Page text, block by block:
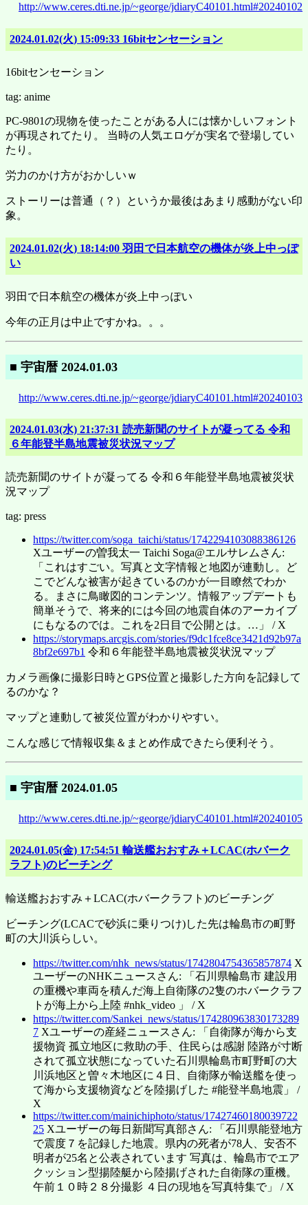
http://www.ceres.dti.ne.jp/~george/jdiaryC40101.html#20240102
2024.01.02(火) 15:09:33 16bitセンセーション
16bitセンセーション
tag: anime
PC-9801の現物を使ったことがある人には懐かしいフォント
が再現されてたり。 当時の人気エロゲが実名で登場してい
たり。
労力のかけ方がおかしいｗ
ストーリーは普通（？）というか最後はあまり感動がない印
象。
2024.01.02(火) 18:14:00 羽田で日本航空の機体が炎上中っぽ
い
羽田で日本航空の機体が炎上中っぽい
今年の正月は中止ですかね。。。
■ 宇宙暦 2024.01.03
http://www.ceres.dti.ne.jp/~george/jdiaryC40101.html#20240103
2024.01.03(水) 21:37:31 読売新聞のサイトが凝ってる 令和
６年能登半島地震被災状況マップ
読売新聞のサイトが凝ってる 令和６年能登半島地震被災状
況マップ
tag: press
https://twitter.com/soga_taichi/status/1742294103088386126
Xユーザーの曽我太一 Taichi Soga@エルサレムさん:
「これはすごい。写真と文字情報と地図が連動し。ど
こでどんな被害が起きているのかが一目瞭然でわか
る。まさに鳥瞰図的コンテンツ。情報アップデートも
簡単そうで、将来的には今回の地震自体のアーカイブ
にもなるのでは。これを2日目で公開とは。…」 / X
https://storymaps.arcgis.com/stories/f9dc1fce8ce3421d92b97a
8bf2e697b1 令和６年能登半島地震被災状況マップ
カメラ画像に撮影日時とGPS位置と撮影した方向を記録して
るのかな？
マップと連動して被災位置がわかりやすい。
こんな感じで情報収集＆まとめ作成できたら便利そう。
■ 宇宙暦 2024.01.05
http://www.ceres.dti.ne.jp/~george/jdiaryC40101.html#20240105
2024.01.05(金) 17:54:51 輸送艦おおすみ＋LCAC(ホバーク
ラフト)のビーチング
輸送艦おおすみ＋LCAC(ホバークラフト)のビーチング
ビーチング(LCACで砂浜に乗りつけ)した先は輪島市の町野
町の大川浜らしい。
https://twitter.com/nhk_news/status/1742804754365857874 X
ユーザーのNHKニュースさん: 「石川県輪島市 建設用
の重機や車両を積んだ海上自衛隊の2隻のホバークラフ
トが海上から上陸 #nhk_video 」 / X
https://twitter.com/Sankei_news/status/174280963830173289
7 Xユーザーの産経ニュースさん: 「自衛隊が海から支
援物資 孤立地区に救助の手、住民らは感謝 陸路が寸断
されて孤立状態になっていた石川県輪島市町野町の大
川浜地区と曽々木地区に４日、自衛隊が輸送艦を使っ
て海から支援物資などを陸揚げした #能登半島地震」 /
X
https://twitter.com/mainichiphoto/status/17427460180039722
25 Xユーザーの毎日新聞写真部さん: 「石川県能登地方
で震度７を記録した地震。県内の死者が78人、安否不
明者が25名と公表されています 写真は、輪島市でエア
クッション型揚陸艇から陸揚げされた自衛隊の重機。
午前１０時２８分撮影 ４日の現地を写真特集で」 / X